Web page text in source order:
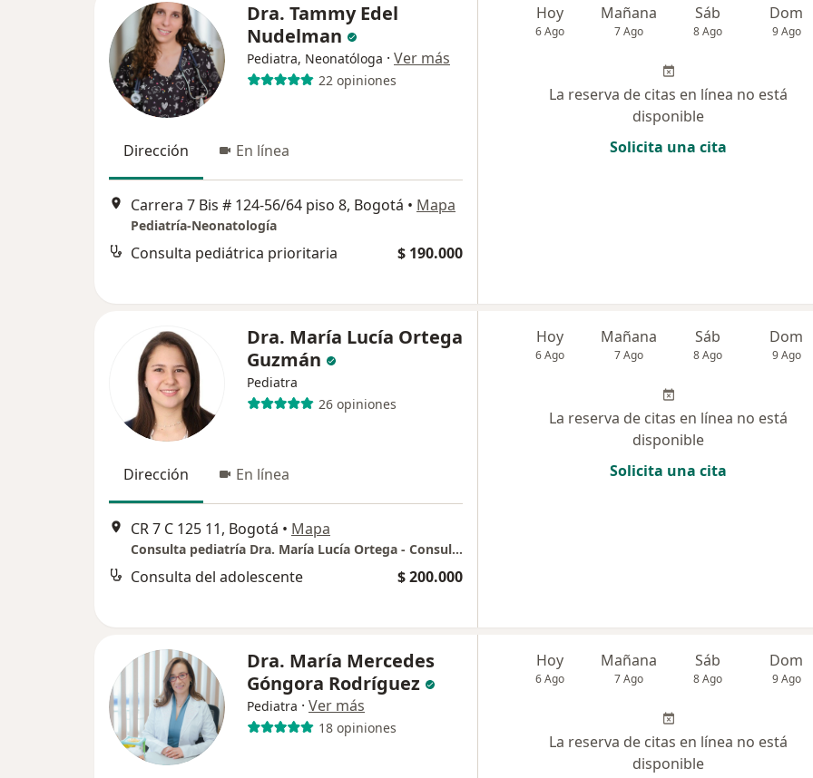
Dra. Tammy Edel
Nudelman
Pediatra, Neonatóloga · Ver más
22 opiniones
Dirección En línea
Carrera 7 Bis # 124-56/64 piso 8, Bogotá • Mapa
Pediatría-Neonatología
Consulta pediátrica prioritaria $ 190.000
Hoy
6 Ago
Mañana
7 Ago
Sáb
8 Ago
Dom
9 Ago
La reserva de citas en línea no está
disponible
Solicita una cita
Dra. María Lucía Ortega
Guzmán
Pediatra
26 opiniones
Dirección En línea
CR 7 C 125 11, Bogotá • Mapa
Consulta pediatría Dra. María Lucía Ortega - Consultorio 303
Consulta del adolescente $ 200.000
Hoy
6 Ago
Mañana
7 Ago
Sáb
8 Ago
Dom
9 Ago
La reserva de citas en línea no está
disponible
Solicita una cita
Dra. María Mercedes
Góngora Rodríguez
Pediatra · Ver más
18 opiniones
Hoy
6 Ago
Mañana
7 Ago
Sáb
8 Ago
Dom
9 Ago
La reserva de citas en línea no está
disponible